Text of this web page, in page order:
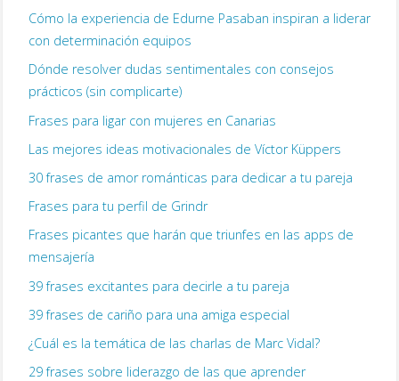
Cómo la experiencia de Edurne Pasaban inspiran a liderar
con determinación equipos
Dónde resolver dudas sentimentales con consejos
prácticos (sin complicarte)
Frases para ligar con mujeres en Canarias
Las mejores ideas motivacionales de Víctor Küppers
30 frases de amor románticas para dedicar a tu pareja
Frases para tu perfil de Grindr
Frases picantes que harán que triunfes en las apps de
mensajería
39 frases excitantes para decirle a tu pareja
39 frases de cariño para una amiga especial
¿Cuál es la temática de las charlas de Marc Vidal?
29 frases sobre liderazgo de las que aprender